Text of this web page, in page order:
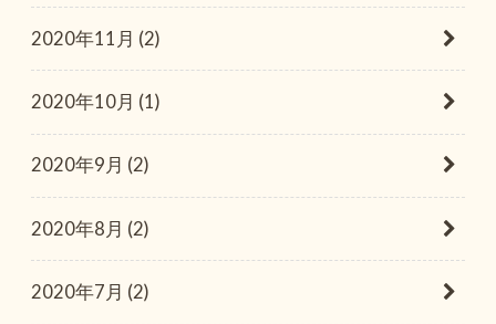
2020年11月 (2)
2020年10月 (1)
2020年9月 (2)
2020年8月 (2)
2020年7月 (2)